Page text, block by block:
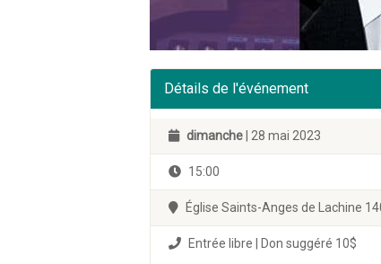
Détails de l'événement
dimanche | 28 mai 2023
15:00
Église Saints-Anges de Lachine
Entrée libre | Don suggéré 10$